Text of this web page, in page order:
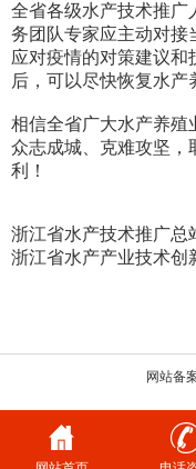
全省各级水产技术推广
务团队专家应主动对接
应对疫情的对策建议和
后，可以尽快恢复水产
相信全省广大水产养殖
众志成城、克难攻坚，
利！
浙江省水产技术推广总
浙江省水产产业技术创
网站备